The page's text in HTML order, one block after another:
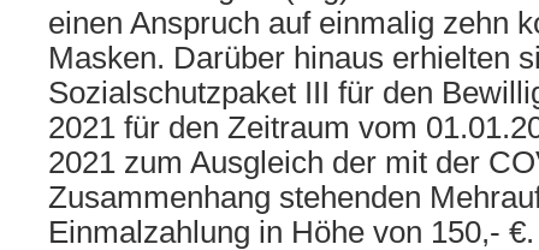
einen Anspruch auf einmalig zehn
Masken. Darüber hinaus erhielten
Sozialschutzpaket III für den
2021 für den Zeitraum vom
2021 zum Ausgleich der mit der
Zusammenhang stehenden
Einmalzahlung in Höhe von 150,- €.